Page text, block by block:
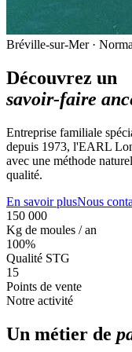
Bréville-sur-Mer ·
Découvrez un
savoir-faire
Entreprise familiale
depuis 1973, l'EARL
avec une méthode
qualité.
En savoir plusNous
150 000
Kg de moules / an
100%
Qualité STG
15
Points de vente
Notre activité
Un métier de